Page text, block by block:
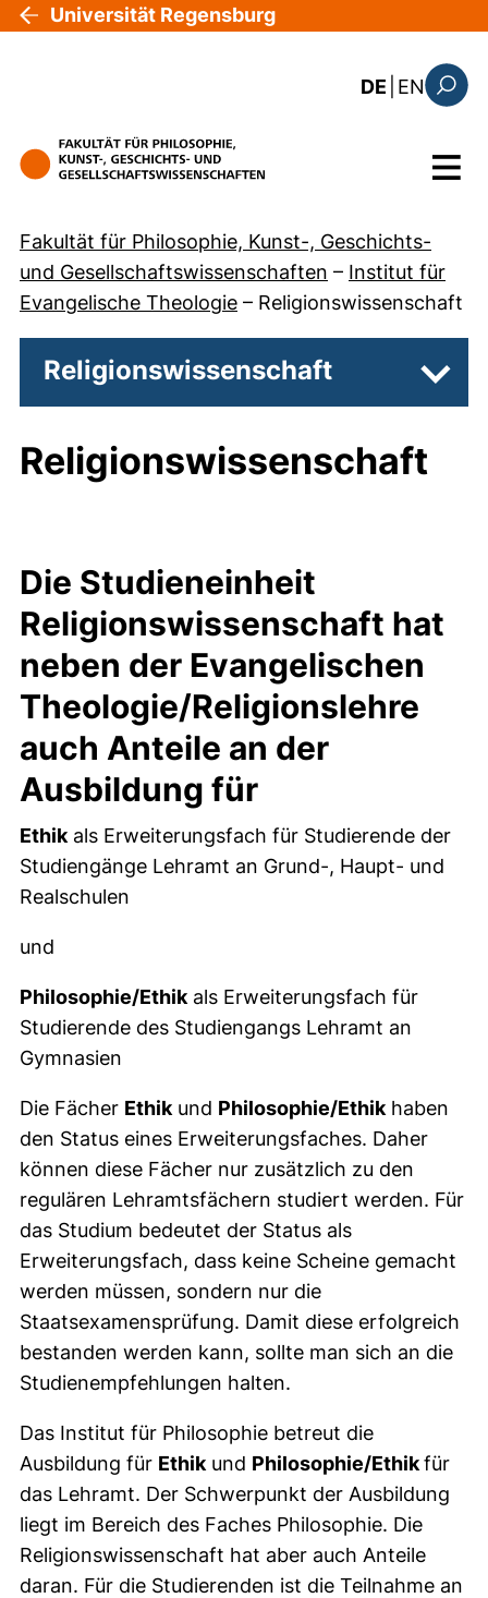
Direkt zum Inhalt
Universität Regensburg
DE EN: the
Menü
Fakultät für Philosophie, Kunst-, Geschichts-
und Gesellschaftswissenschaften – Institut für
Evangelische Theologie – Religionswissenschaft
Religionswissenschaft
Religionswissenschaft
Die Studieneinheit
Religionswissenschaft hat
neben der Evangelischen
Theologie/Religionslehre
auch Anteile an der
Ausbildung für
Ethik als Erweiterungsfach für Studierende der
Studiengänge Lehramt an Grund-, Haupt- und
Realschulen
und
Philosophie/Ethik als Erweiterungsfach für
Studierende des Studiengangs Lehramt an
Gymnasien
Die Fächer Ethik und Philosophie/Ethik haben
den Status eines Erweiterungsfaches. Daher
können diese Fächer nur zusätzlich zu den
regulären Lehramtsfächern studiert werden. Für
das Studium bedeutet der Status als
Erweiterungsfach, dass keine Scheine gemacht
werden müssen, sondern nur die
Staatsexamensprüfung. Damit diese erfolgreich
bestanden werden kann, sollte man sich an die
Studienempfehlungen halten.
Das Institut für Philosophie betreut die
Ausbildung für Ethik und Philosophie/Ethikfür
das Lehramt. Der Schwerpunkt der Ausbildung
liegt im Bereich des Faches Philosophie. Die
Religionswissenschaft hat aber auch Anteile
daran. Für die Studierenden ist die Teilnahme an